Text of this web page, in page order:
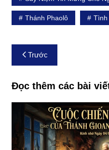
Thánh Phaolô Tình
Điều
hướng
bài
viết
Trước
Đọc thêm các bài